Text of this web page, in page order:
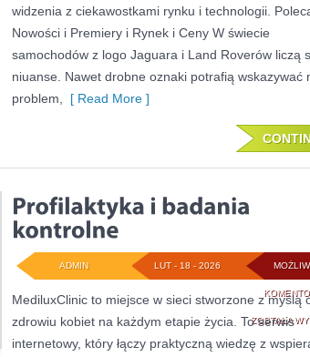
widzenia z ciekawostkami rynku i technologii.
Nowości i Premiery i Rynek i Ceny W świecie
samochodów z logo Jaguara i Land Roverów liczą
niuanse. Nawet drobne oznaki potrafią wskazywać
problem,
[ Read More ]
ZOSTAŁA
LUT - 18 - 2026
ADMIN
MediluxClinic to miejsce w sieci stworzone z myślą
zdrowiu kobiet na każdym etapie życia. To serwis
internetowy, który łączy praktyczną wiedzę z